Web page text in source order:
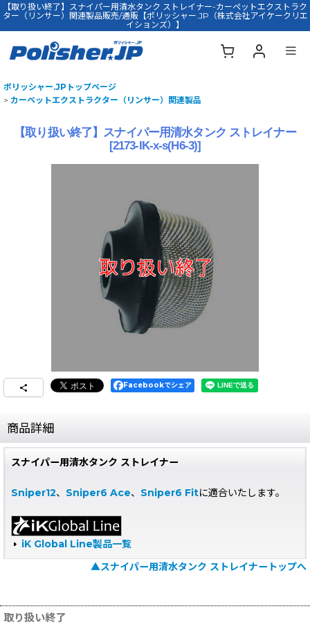
【取り扱い終了】スナイパー用清水タンク ストレイナー-カーペットエクストラク
ター（リンサー）関連製品販売/通販【ポリッシャー.JP（株式会社アイケークリエ
イションズ）】
ポリッシャー.JPトップページ
> カーペットエクストラクター（リンサー）関連製品
【取り扱い終了】スナイパー用清水タンク ストレイナー
[2173-IK-x-s(H6-3)]
Facebookでシェア
商品詳細
スナイパー用清水タンク ストレイナー
Sniper12、 Sniper6 Ace、 Sniper6 Fitに適合いたします。
iK Global Line製品一覧
▲スナイパー用清水タンク ストレイナートップへ
取り扱い終了